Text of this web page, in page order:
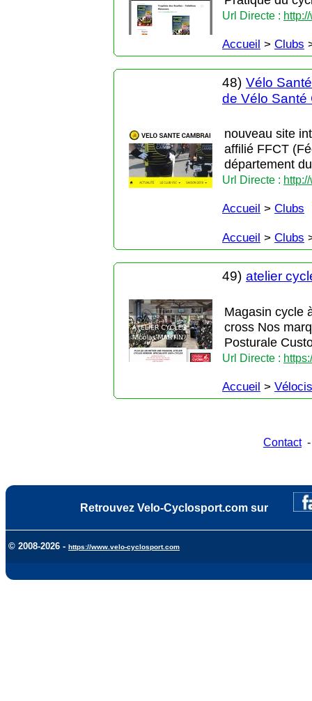
Url Directe :
Accueil > Clubs
48) Vélo
de Vélo Santé
nouveau site
affilié FFCT
département
Url Directe :
Accueil > Clubs
Accueil > Clubs
49) atelier
Magasin cycle
cross Nos
Posturale
Url Directe :
Accueil >
Contact
Retrouvez Velo-Cyclosport.com sur
© 2008-2026 - https://www.velo-cyclosport.com